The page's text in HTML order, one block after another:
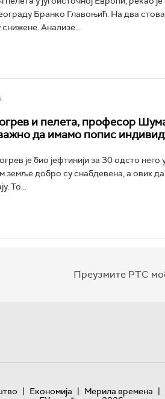
Бранко Главоњић. На два
Анализе...
и пелета, професор
да имамо попис
је био јефтинији за 30 одсто
добро су снабдевена, а ових
То...
Преузмите РТС
| Економија | Мерила времена |